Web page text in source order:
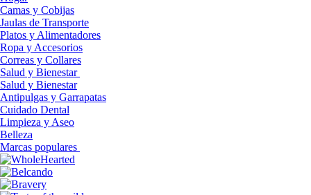
Camas y Cobijas
Jaulas de Transporte
Platos y Alimentadores
Ropa y Accesorios
Correas y Collares
Salud y Bienestar
Salud y Bienestar
Antipulgas y Garrapatas
Cuidado Dental
Limpieza y Aseo
Belleza
Marcas populares